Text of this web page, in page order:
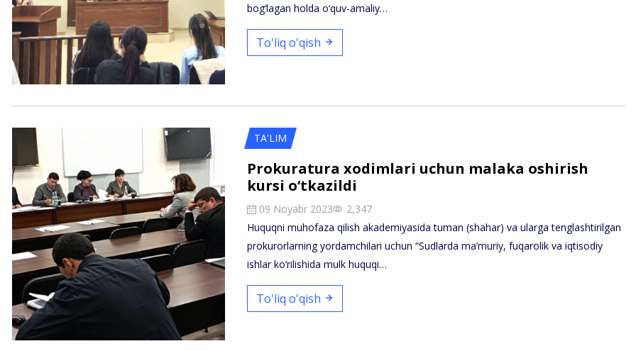
bog‘lagan holda o‘quv-amaliy…
To'liq o'qish
TA'LIM
Prokuratura xodimlari uchun malaka oshirish
kursi o‘tkazildi
09 Noyabr 2023
2,347
Huquqni muhofaza qilish akademiyasida tuman (shahar) va ularga tenglashtirilgan
prokurorlarning yordamchilari uchun “Sudlarda ma’muriy, fuqarolik va iqtisodiy
ishlar ko‘rilishida mulk huquqi…
To'liq o'qish